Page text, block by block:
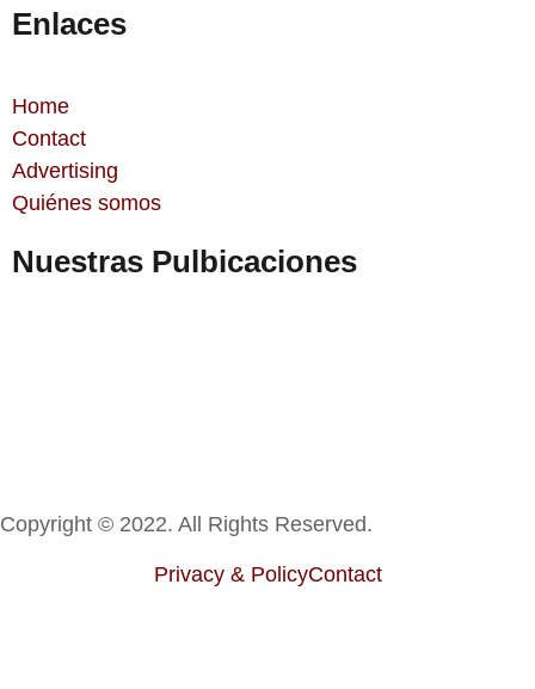
Enlaces
Home
Contact
Advertising
Quiénes somos
Nuestras Pulbicaciones
Copyright © 2022. All Rights Reserved.
Privacy & PolicyContact